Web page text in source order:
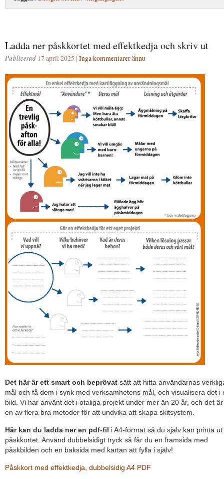
Ladda ner påskkortet med effektkedja och skriv ut
Publicerad 17 april 2025 | Inga kommentarer ännu
Det här är ett smart och beprövat sätt att hitta användarnas
mål och få dem i synk med verksamhetens mål, och visualisera det i
bild. Vi har använt det i otaliga projekt under mer än 20 år, och det är
en av flera bra metoder för att undvika att skapa skitsystem.
Här kan du ladda ner en pdf-fil i A4-format så du själv kan printa ut
påskkortet. Använd dubbelsidigt tryck så får du en framsida med
påskbilden och en baksida med kartan att fylla i själv!
Påskkort med effektkedja, dubbelsidig A4 PDF